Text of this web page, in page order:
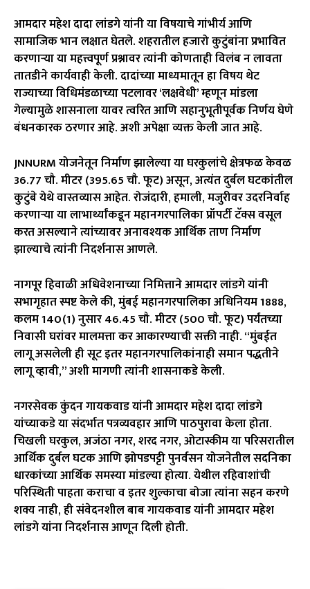
आमदार महेश दादा लांडगे यांनी या विषयाचे गांभीर्य आणि
सामाजिक भान लक्षात घेतले. शहरातील हजारो कुटुंबांना प्रभावित
करणाऱ्या या महत्त्वपूर्ण प्रश्नावर त्यांनी कोणताही विलंब न लावता
तातडीने कार्यवाही केली. दादांच्या माध्यमातून हा विषय थेट
राज्याच्या विधिमंडळाच्या पटलावर ‘लक्षवेधी’ म्हणून मांडला
गेल्यामुळे शासनाला यावर त्वरित आणि सहानुभूतीपूर्वक निर्णय घेणे
बंधनकारक ठरणार आहे. अशी अपेक्षा व्यक्त केली जात आहे.
JNNURM योजनेतून निर्माण झालेल्या या घरकुलांचे क्षेत्रफळ केवळ
36.77 चौ. मीटर (395.65 चौ. फूट) असून, अत्यंत दुर्बल घटकांतील
कुटुंबे येथे वास्तव्यास आहेत. रोजंदारी, हमाली, मजुरीवर उदरनिर्वाह
करणाऱ्या या लाभार्थ्यांकडून महानगरपालिका प्रॉपर्टी टॅक्स वसूल
करत असल्याने त्यांच्यावर अनावश्यक आर्थिक ताण निर्माण
झाल्याचे त्यांनी निदर्शनास आणले.
नागपूर हिवाळी अधिवेशनाच्या निमित्ताने आमदार लांडगे यांनी
सभागृहात स्पष्ट केले की, मुंबई महानगरपालिका अधिनियम 1888,
कलम 140(1) नुसार 46.45 चौ. मीटर (500 चौ. फूट) पर्यंतच्या
निवासी घरांवर मालमत्ता कर आकारण्याची सक्ती नाही. “मुंबईत
लागू असलेली ही सूट इतर महानगरपालिकांनाही समान पद्धतीने
लागू व्हावी,” अशी मागणी त्यांनी शासनाकडे केली.
नगरसेवक कुंदन गायकवाड यांनी आमदार महेश दादा लांडगे
यांच्याकडे या संदर्भात पत्रव्यवहार आणि पाठपुरावा केला होता.
चिखली घरकुल, अजंठा नगर, शरद नगर, ओटास्कीम या परिसरातील
आर्थिक दुर्बल घटक आणि झोपडपट्टी पुनर्वसन योजनेतील सदनिका
धारकांच्या आर्थिक समस्या मांडल्या होत्या. येथील रहिवाशांची
परिस्थिती पाहता कराचा व इतर शुल्काचा बोजा त्यांना सहन करणे
शक्य नाही, ही संवेदनशील बाब गायकवाड यांनी आमदार महेश
लांडगे यांना निदर्शनास आणून दिली होती.